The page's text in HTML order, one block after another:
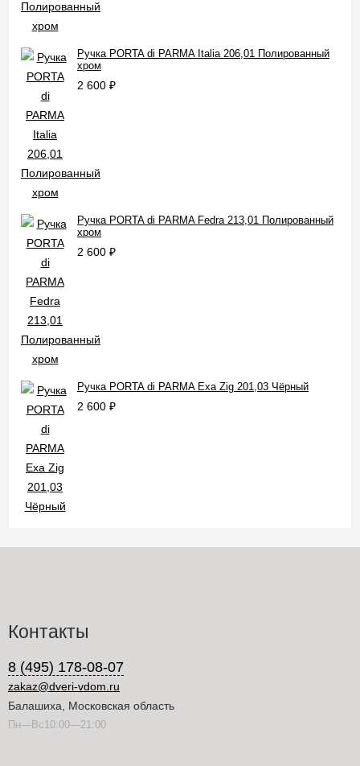
Ручка PORTA di PARMA Italia 206,01 Полированный
хром
2 600 ₽
Ручка PORTA di PARMA Fedra 213,01 Полированный
хром
2 600 ₽
Ручка PORTA di PARMA Exa Zig 201,03 Чёрный
2 600 ₽
Контакты
8 (495) 178-08-07
zakaz@dveri-vdom.ru
Балашиха, Московская область
Пн—Вс10:00—21:00